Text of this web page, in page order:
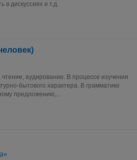
в дискуссиях и т.д.
аудирование. В процессе изучения
бытового характера. В грамматике
предложению,...